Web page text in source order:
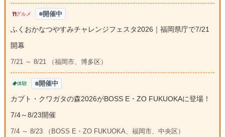
グルメ 開催中
ふくおかなつやすみチャレンジフェスタ2026｜福岡県庁で7/21
開幕
7/21 ～ 8/21 （福岡市、博多区）
体験 開催中
カブト・クワガタの森2026がBOSS E・ZO FUKUOKAに登場！
7/4～8/23開催
7/4 ～ 8/23 （BOSS E・ZO FUKUOKA、福岡市、中央区）